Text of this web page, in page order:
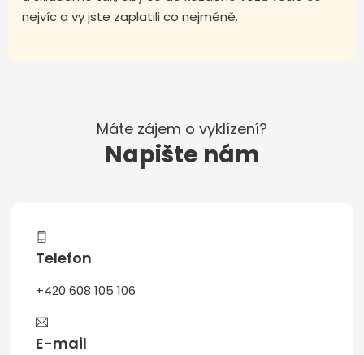
nejvíc a vy jste zaplatili co nejméně.
Máte zájem o vyklízení?
Napište nám
Telefon
+420 608 105 106
E-mail